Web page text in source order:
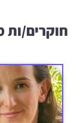
חוקרים/ות